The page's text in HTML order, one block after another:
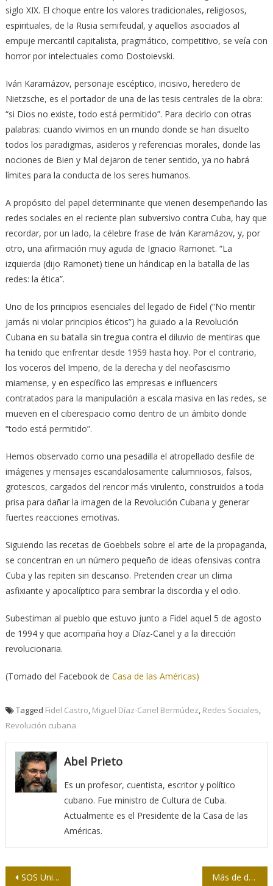
siglo XIX. El choque entre los valores tradicionales, religiosos,
espirituales, de la Rusia semifeudal, y aquellos asociados al
empuje mercantil capitalista, pragmático, competitivo, se veía con
horror por intelectuales como Dostoievski.
Iván Karamázov, personaje escéptico, incisivo, heredero de
Nietzsche, es el portador de una de las tesis centrales de la obra:
“si Dios no existe, todo está permitido”. Para decirlo con otras
palabras: cuando vivimos en un mundo donde se han disuelto
todos los paradigmas, asideros y referencias morales, donde las
nociones de Bien y Mal dejaron de tener sentido, ya no habrá
límites para la conducta de los seres humanos.
A propósito del papel determinante que vienen desempeñando las
redes sociales en el reciente plan subversivo contra Cuba, hay que
recordar, por un lado, la célebre frase de Iván Karamázov, y, por
otro, una afirmación muy aguda de Ignacio Ramonet. “La
izquierda (dijo Ramonet) tiene un hándicap en la batalla de las
redes: la ética”.
Uno de los principios esenciales del legado de Fidel (“No mentir
jamás ni violar principios éticos”) ha guiado a la Revolución
Cubana en su batalla sin tregua contra el diluvio de mentiras que
ha tenido que enfrentar desde 1959 hasta hoy. Por el contrario,
los voceros del Imperio, de la derecha y del neofascismo
miamense, y en específico las empresas e influencers
contratados para la manipulación a escala masiva en las redes, se
mueven en el ciberespacio como dentro de un ámbito donde
“todo está permitido”.
Hemos observado como una pesadilla el atropellado desfile de
imágenes y mensajes escandalosamente calumniosos, falsos,
grotescos, cargados del rencor más virulento, construidos a toda
prisa para dañar la imagen de la Revolución Cubana y generar
fuertes reacciones emotivas.
Siguiendo las recetas de Goebbels sobre el arte de la propaganda,
se concentran en un número pequeño de ideas ofensivas contra
Cuba y las repiten sin descanso. Pretenden crear un clima
asfixiante y apocalíptico para sembrar la discordia y el odio.
Subestiman al pueblo que estuvo junto a Fidel aquel 5 de agosto
de 1994 y que acompaña hoy a Díaz-Canel y a la dirección
revolucionaria.
(Tomado del Facebook de Casa de las Américas)
Tagged Fidel Castro Miguel Díaz-Canel Bermúdez Redes Sociales
Revolución cubana
Abel Prieto
Es un profesor, cuentista, escritor y político
cubano. Fue ministro de Cultura de Cuba.
Actualmente es el Presidente de la Casa de las
Américas.
Navegación
SOS United States Más de dos millones 745 mil cubanos completaron esquema de vacunación anti-COVID-19